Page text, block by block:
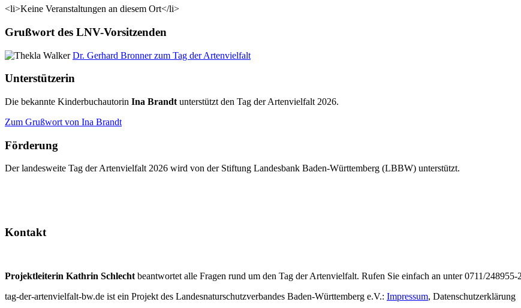
<li>Keine Veranstaltungen an diesem Ort</li>
Grußwort des LNV-Vorsitzenden
Dr. Gerhard Bronner zum Tag der Artenvielfalt
Unterstützerin
Die bekannte Kinderbuchautorin Ina Brandt unterstützt den Tag der Artenvielfalt 2026.
Zum Grußwort von Ina Brandt
Förderung
Der landesweite Tag der Artenvielfalt 2026 wird von der Stiftung Landesbank Baden-Württemberg (LBBW) unterstützt.
Kontakt
Projektleiterin Kathrin Schlecht beantwortet alle Fragen rund um den Tag der Artenvielfalt. Rufen Sie einfach an unter 0711/
tag-der-artenvielfalt-bw.de ist ein Projekt des Landesnaturschutzverbandes Baden-Württemberg e.V.: Impressum, Datenschutzerklärung